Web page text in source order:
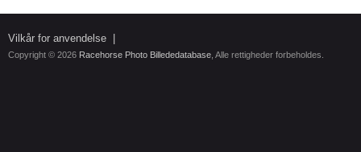
Vilkår for anvendelse
Copyright © 2026 Racehorse Photo Billededatabase , Alle rettigheder forbeholdes.